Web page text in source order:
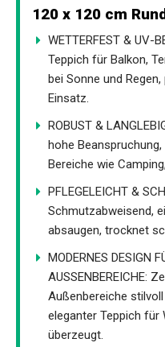
120 x 120 cm
WETTERFEST & UV-
Teppich für Balkon,
bei Sonne und
Einsatz.
ROBUST &
hohe
Bereiche wie
PFLEGELEICHT &
Schmutzabweisend,
absaugen, trocknet
MODERNES DESIGN
AUSSENBEREICHE:
Außenbereiche
eleganter Teppich für
überzeugt.